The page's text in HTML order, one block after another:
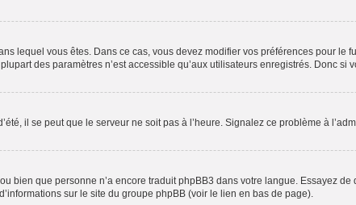
lequel vous êtes. Dans ce cas, vous devez modifier vos préférences pour
des paramètres n’est accessible qu’aux utilisateurs enregistrés. Donc si
il se peut que le serveur ne soit pas à l’heure. Signalez ce problème à
bien que personne n’a encore traduit phpBB3 dans votre langue. Essayez
sur le site du groupe phpBB (voir le lien en bas de page).